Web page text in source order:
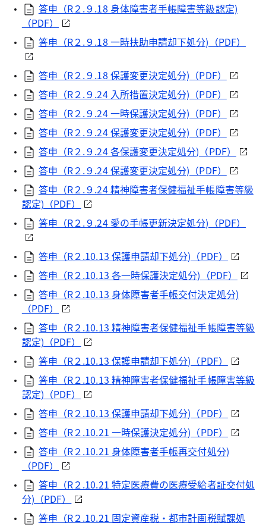
答申（R２.９.18 身体障害者手帳障害等級認定)
（PDF）
答申（R２.９.18 一時扶助申請却下処分)（PDF）
答申（R２.９.18 保護変更決定処分)（PDF）
答申（R２.９.24 入所措置決定処分)（PDF）
答申（R２.９.24 一時保護決定処分)（PDF）
答申（R２.９.24 保護変更決定処分)（PDF）
答申（R２.９.24 各保護変更決定処分)（PDF）
答申（R２.９.24 保護変更決定処分)（PDF）
答申（R２.９.24 精神障害者保健福祉手帳障害等級
認定)（PDF）
答申（R２.９.24 愛の手帳更新決定処分)（PDF）
答申（R２.10.13 保護申請却下処分)（PDF）
答申（R２.10.13 各一時保護決定処分)（PDF）
答申（R２.10.13 身体障害者手帳交付決定処分)
（PDF）
答申（R２.10.13 精神障害者保健福祉手帳障害等級
認定)（PDF）
答申（R２.10.13 保護申請却下処分)（PDF）
答申（R２.10.13 精神障害者保健福祉手帳障害等級
認定)（PDF）
答申（R２.10.13 保護申請却下処分)（PDF）
答申（R２.10.21 一時保護決定処分)（PDF）
答申（R２.10.21 身体障害者手帳再交付処分)
（PDF）
答申（R２.10.21 特定医療費の医療受給者証交付処
分)（PDF）
答申（R２.10.21 固定資産税・都市計画税賦課処